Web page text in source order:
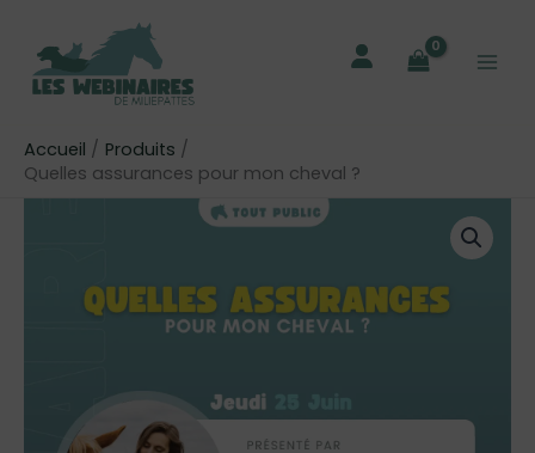
contenu
Accueil
Produits
Quelles assurances pour mon cheval ?